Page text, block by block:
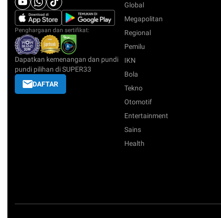
Penghargaan dan sertifikat:
Dapatkan kemenangan dan pundi
pundi pilihan di SUPER33
DAFTAR
Global
Megapolitan
Regional
Pemilu
IKN
Bola
Tekno
Otomotif
Entertainment
Sains
Health